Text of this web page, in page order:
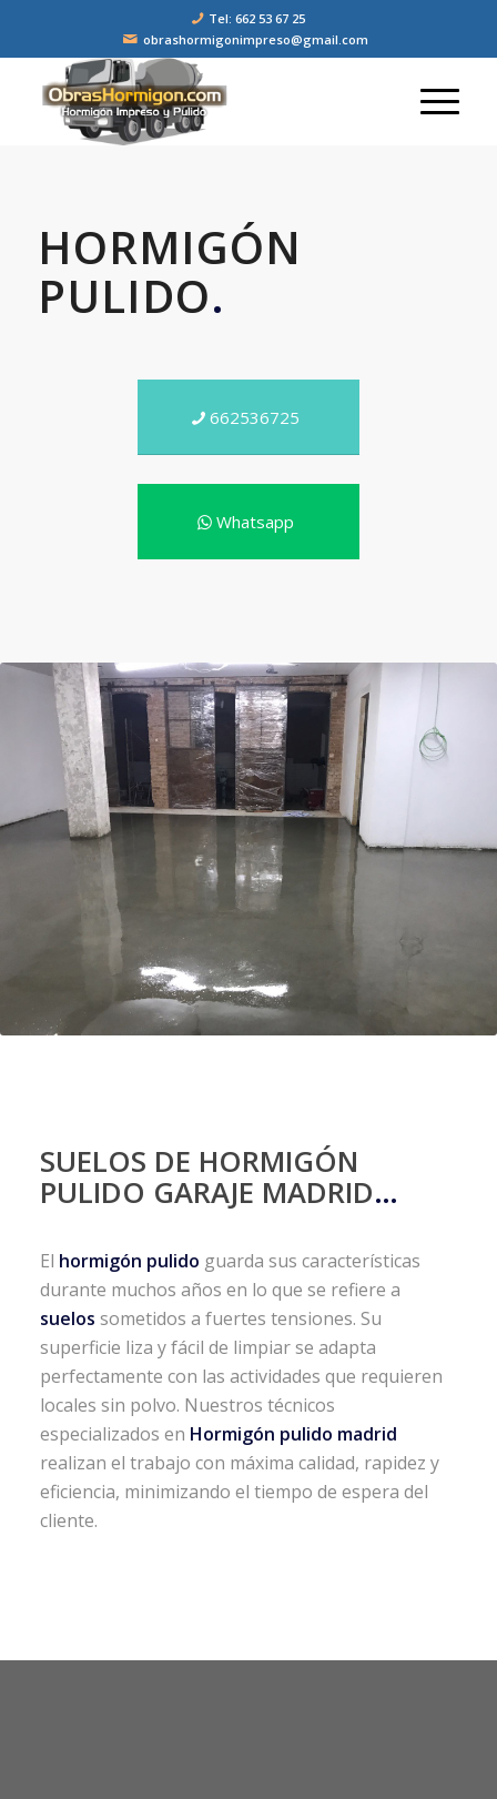
Tel: 662 53 67 25
obrashormigonimpreso@gmail.com
HORMIGÓN
PULIDO.
662536725
Whatsapp
SUELOS DE HORMIGÓN
PULIDO GARAJE MADRID…
El hormigón pulido guarda sus características
durante muchos años en lo que se refiere a
suelos sometidos a fuertes tensiones. Su
superficie liza y fácil de limpiar se adapta
perfectamente con las actividades que requieren
locales sin polvo. Nuestros técnicos
especializados en Hormigón pulido madrid
realizan el trabajo con máxima calidad, rapidez y
eficiencia, minimizando el tiempo de espera del
cliente.